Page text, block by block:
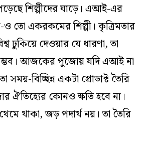
শিল্পীদের ঘাড়ে। এআই-এর
ও তো একরকমের শিল্পী। কৃত্রিমতার
ঢুকিয়ে দেওয়ার যে ধারণা, তা
সম্ভব। আজকের পুজোয় যদি এআই না
বিচ্ছিন্ন একটা প্রোডাক্ট তৈরি
ঐতিহ্যের কোনও ক্ষতি হবে না।
থাকা, জড় পদার্থ নয়। তা তৈরি